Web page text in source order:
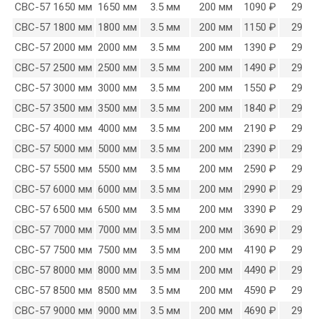
СВС-57 1650 мм 1650 мм 3.5 мм 200 мм 1090 ₽
290
СВС-57 1800 мм 1800 мм 3.5 мм 200 мм 1150 ₽
290
СВС-57 2000 мм 2000 мм 3.5 мм 200 мм 1390 ₽
290
СВС-57 2500 мм 2500 мм 3.5 мм 200 мм 1490 ₽
290
СВС-57 3000 мм 3000 мм 3.5 мм 200 мм 1550 ₽
290
СВС-57 3500 мм 3500 мм 3.5 мм 200 мм 1840 ₽
290
СВС-57 4000 мм 4000 мм 3.5 мм 200 мм 2190 ₽
290
СВС-57 5000 мм 5000 мм 3.5 мм 200 мм 2390 ₽
290
СВС-57 5500 мм 5500 мм 3.5 мм 200 мм 2590 ₽
290
СВС-57 6000 мм 6000 мм 3.5 мм 200 мм 2990 ₽
290
СВС-57 6500 мм 6500 мм 3.5 мм 200 мм 3390 ₽
290
СВС-57 7000 мм 7000 мм 3.5 мм 200 мм 3690 ₽
290
СВС-57 7500 мм 7500 мм 3.5 мм 200 мм 4190 ₽
290
СВС-57 8000 мм 8000 мм 3.5 мм 200 мм 4490 ₽
290
СВС-57 8500 мм 8500 мм 3.5 мм 200 мм 4590 ₽
290
СВС-57 9000 мм 9000 мм 3.5 мм 200 мм 4690 ₽ 290